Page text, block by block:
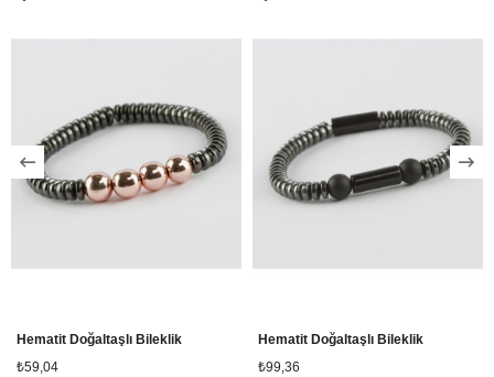
Hematit Doğaltaşlı Bileklik
₺59,04
Hematit Doğaltaşlı Bileklik
₺99,36